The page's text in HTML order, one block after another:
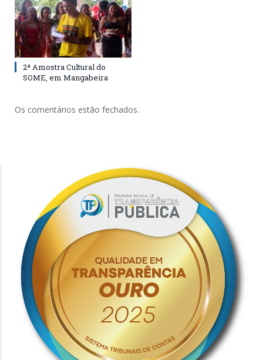
2ª Amostra Cultural do
SOME, em Mangabeira
Os comentários estão fechados.